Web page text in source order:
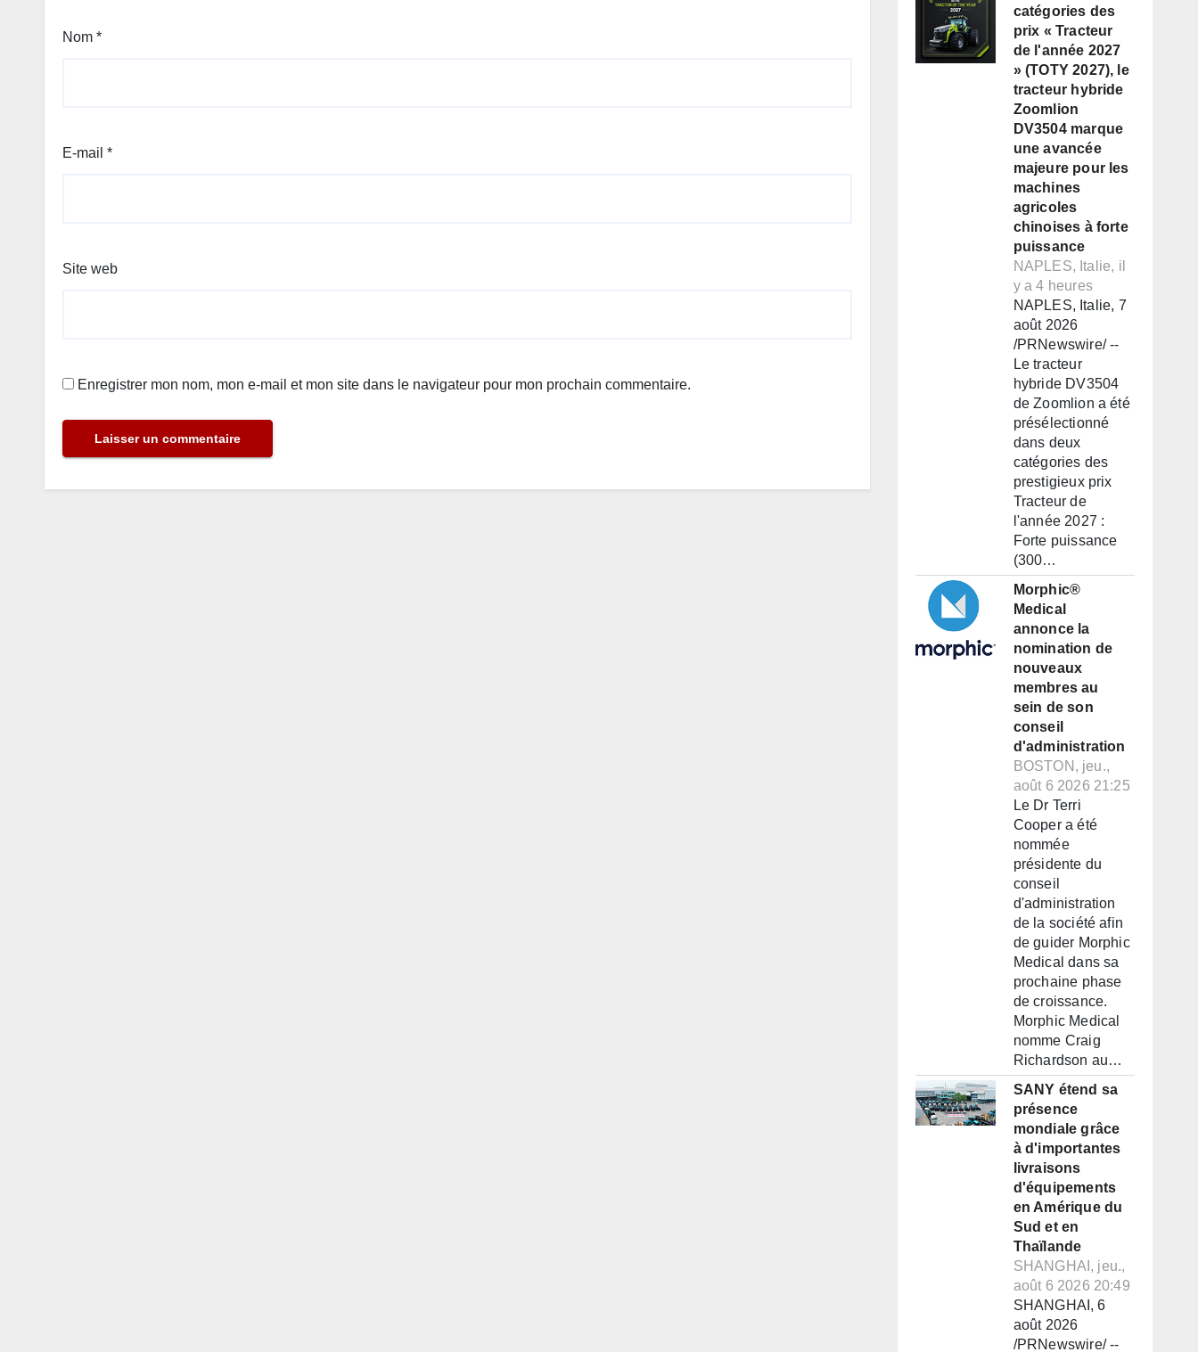
Nom *
E-mail *
Site web
Enregistrer mon nom, mon e-mail et mon site dans le navigateur pour mon prochain commentaire.
catégories des
prix « Tracteur
de l'année 2027
» (TOTY 2027), le
tracteur hybride
Zoomlion
DV3504 marque
une avancée
majeure pour les
machines
agricoles
chinoises à forte
puissance
NAPLES, Italie, il
y a 4 heures
NAPLES, Italie, 7
août 2026
/PRNewswire/ --
Le tracteur
hybride DV3504
de Zoomlion a été
présélectionné
dans deux
catégories des
prestigieux prix
Tracteur de
l'année 2027 :
Forte puissance
(300…
Morphic®
Medical
annonce la
nomination de
nouveaux
membres au
sein de son
conseil
d'administration
BOSTON, jeu.,
août 6 2026 21:25
Le Dr Terri
Cooper a été
nommée
présidente du
conseil
d'administration
de la société afin
de guider Morphic
Medical dans sa
prochaine phase
de croissance.
Morphic Medical
nomme Craig
Richardson au…
SANY étend sa
présence
mondiale grâce
à d'importantes
livraisons
d'équipements
en Amérique du
Sud et en
Thaïlande
SHANGHAI, jeu.,
août 6 2026 20:49
SHANGHAI, 6
août 2026
/PRNewswire/ --